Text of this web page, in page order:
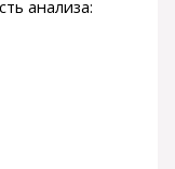
анализа: